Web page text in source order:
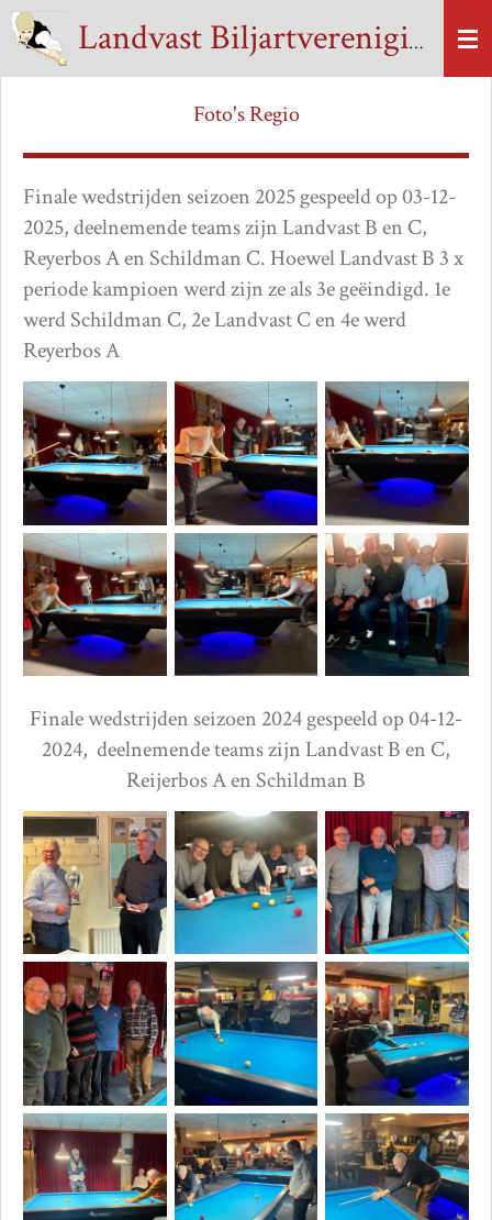
Ga
direct
naar
Landvast Biljartvereniging
Foto's Regio
Finale wedstrijden seizoen 2025 gespeeld op 03-12-
2025, deelnemende teams zijn Landvast B en C,
Reyerbos A en Schildman C. Hoewel Landvast B 3 x
periode kampioen werd zijn ze als 3e geëindigd. 1e
werd Schildman C, 2e Landvast C en 4e werd
Reyerbos A
Finale wedstrijden seizoen 2024 gespeeld op 04-12-
2024, deelnemende teams zijn Landvast B en C,
Reijerbos A en Schildman B